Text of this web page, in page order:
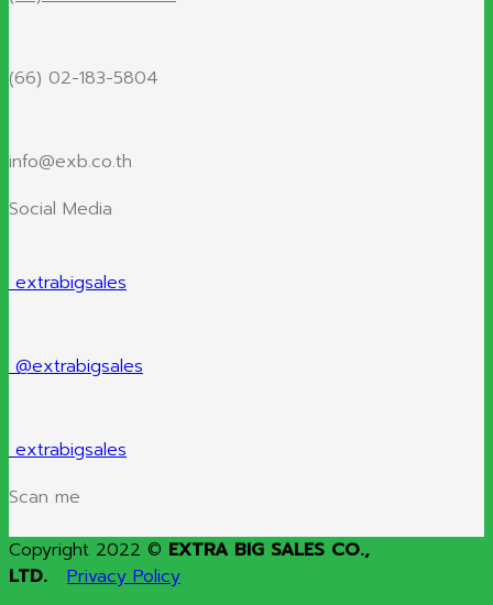
(66) 02-183-5804
info@exb.co.th
Social Media
extrabigsales
@extrabigsales
extrabigsales
Scan me
Copyright 2022 © EXTRA BIG SALES CO.,
LTD.
Privacy Policy